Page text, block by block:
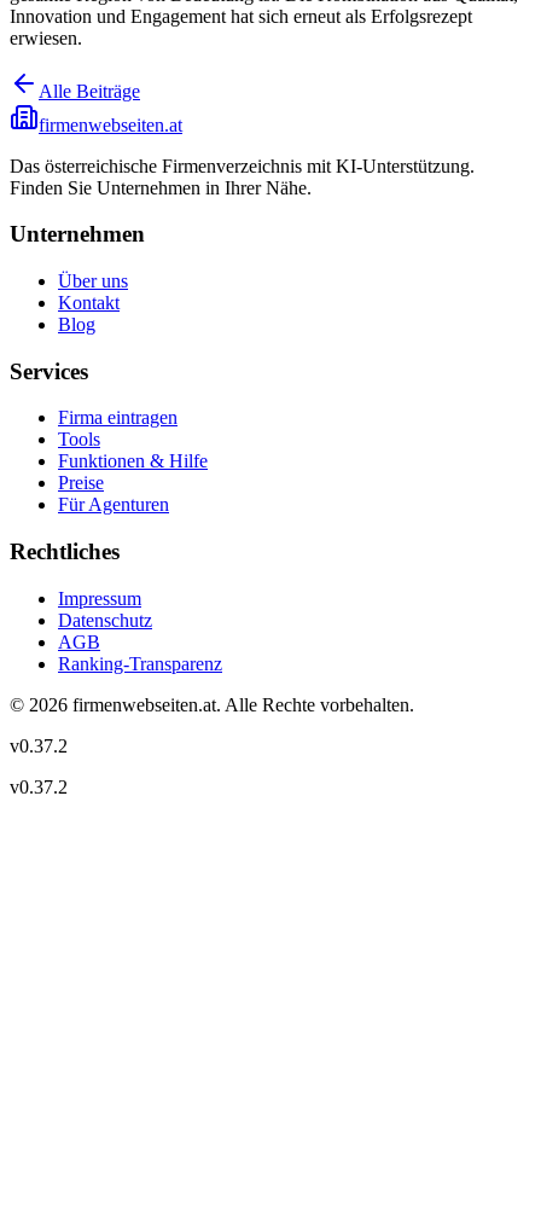
Innovation und Engagement hat sich erneut als Erfolgsrezept
erwiesen.
Alle Beiträge
firmenwebseiten.at
Das österreichische Firmenverzeichnis mit KI-Unterstützung.
Finden Sie Unternehmen in Ihrer Nähe.
Unternehmen
Über uns
Kontakt
Blog
Services
Firma eintragen
Tools
Funktionen & Hilfe
Preise
Für Agenturen
Rechtliches
Impressum
Datenschutz
AGB
Ranking-Transparenz
© 2026 firmenwebseiten.at. Alle Rechte vorbehalten.
v0.37.2
v0.37.2